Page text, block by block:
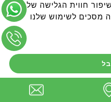
חווית הגלישה שלך.
מסכים לשימוש שלנו
אורן נמדר נטורופתית
אני מכירה אנשים
הבשורה שאני רוצה לחלוק